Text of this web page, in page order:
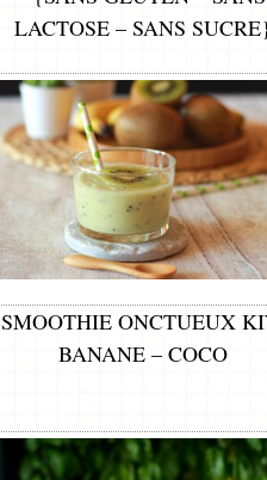
LACTOSE – SANS
SMOOTHIE ONCTUEUX
BANANE – COCO